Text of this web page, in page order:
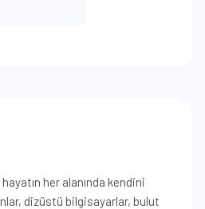
her alanında kendini
dizüstü bilgisayarlar, bulut